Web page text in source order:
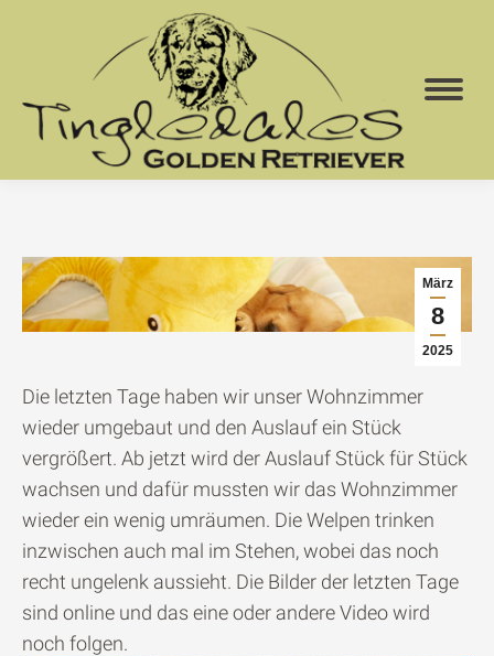
März
8
2025
Die letzten Tage haben wir unser Wohnzimmer
wieder umgebaut und den Auslauf ein Stück
vergrößert. Ab jetzt wird der Auslauf Stück für Stück
wachsen und dafür mussten wir das Wohnzimmer
wieder ein wenig umräumen. Die Welpen trinken
inzwischen auch mal im Stehen, wobei das noch
recht ungelenk aussieht. Die Bilder der letzten Tage
sind online und das eine oder andere Video wird
noch folgen.